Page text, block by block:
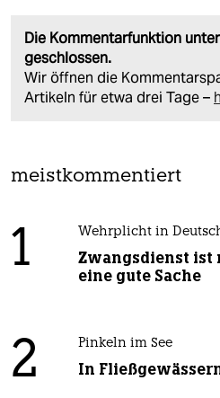
Die Kommentarfunktion
geschlossen.
Wir öffnen die
Artikeln für etwa drei Tage –
meistkommentiert
1 Wehrplicht in
Zwangsdienst ist
eine gute Sache
2 Pinkeln im See
In